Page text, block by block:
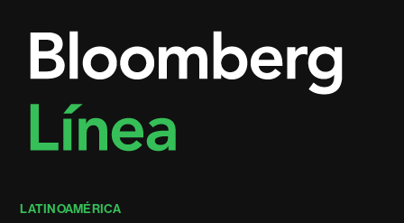
LATINOAMÉRICA